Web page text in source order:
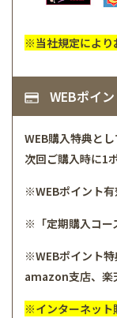
※当社規定により
WEBポイ
WEB購入特典と
次回ご購入時に1
※WEBポイント
※「定期購入コー
※WEBポイント特
amazon支店、楽
※インターネット